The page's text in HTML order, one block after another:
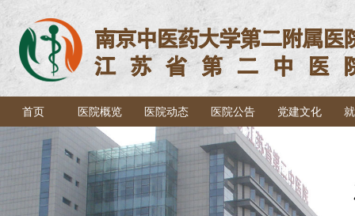
首页 医院概览 医院动态 医院公告 党建文化